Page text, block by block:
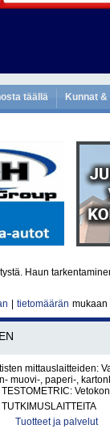
täällä Kunnat
Haun
tietomäärän mukaan
mittauslaitteiden:
muovi-, paperi-,
TUTKIMUSLAITTEITA
Tuotteet ja palvelut